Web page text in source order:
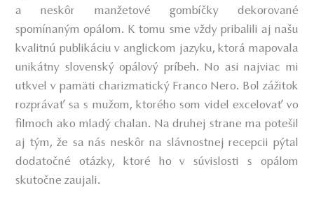
a neskôr manžetové gombíčky dekorované
spomínaným opálom. K tomu sme vždy pribalili aj našu
kvalitnú publikáciu v anglickom jazyku, ktorá mapovala
unikátny slovenský opálový príbeh. No asi najviac mi
utkvel v pamäti charizmatický Franco Nero. Bol zážitok
rozprávať sa s mužom, ktorého som videl excelovať vo
filmoch ako mladý chalan. Na druhej strane ma potešil
aj tým, že sa nás neskôr na slávnostnej recepcii pýtal
dodatočné otázky, ktoré ho v súvislosti s opálom
skutočne zaujali.